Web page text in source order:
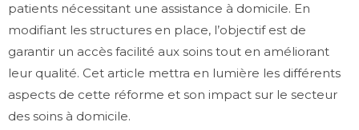
patients nécessitant une assistance à domicile. En
modifiant les structures en place, l’objectif est de
garantir un accès facilité aux soins tout en améliorant
leur qualité. Cet article mettra en lumière les différents
aspects de cette réforme et son impact sur le secteur
des soins à domicile.